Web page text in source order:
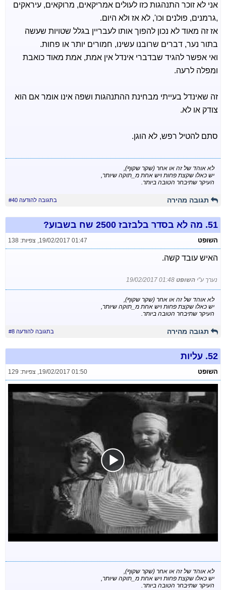
אני לא זוכר התנהגות כזו לעולים אמריקאים, מרוקאים, עיראקים
,גרמנים, פולנים וכו', לא אז ולא היום.
אז זה מאוד לא נכון להפוך אותו לעבריין בגלל שטויות שעשה
בתור נער, דברים שרובנו עשינו, חמורים יותר או פחות.
ואי אפשר להגיד שבדברי אינדל אין אמת, אמת מאוד כואבת
ומפלה לרעה.
זה שאינדל בעייתי מבחינת ההתנהגות ושפה אינו אומר אם הוא
צודק או לא.
סתם להטיל רפש, לא הוגן.
לא אוהד של זה או אחר (שקר שקוף),
יש כאלו שקצת פחות ויש אחת מ_תוקה שיותר,
העיקר שתיבחר הטובה ביותר.
תגובה מהירה בתגובה להודעה #40
51. מה לא בסדר בלבזבז 2500 שח בשבוע?
השופט 19/02/2017 01:47
, צפיות: 138
האיש עובד קשה.
נערך ע"י השופט 19/02/2017 01:48
לא אוהד של זה או אחר (שקר שקוף),
יש כאלו שקצת פחות ויש אחת מ_תוקה שיותר,
העיקר שתיבחר הטובה ביותר.
תגובה מהירה בתגובה להודעה #8
52. עליות
השופט 19/02/2017 01:50
, צפיות: 129
לא אוהד של זה או אחר (שקר שקוף),
יש כאלו שקצת פחות ויש אחת מ_תוקה שיותר,
העיקר שתיבחר הטובה ביותר.